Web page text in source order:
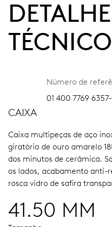
Número de
01 400 7769
CAIXA
Caixa multipeças de aço
giratório de ouro amarelo
dos minutos de cerâmica.
os lados, acabamento anti-
rosca vidro de safira
41.50 MM